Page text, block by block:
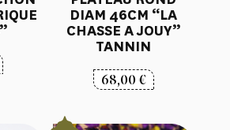
DIAM 46CM “LA
CHASSE A JOUY”
TANNIN
68,00€